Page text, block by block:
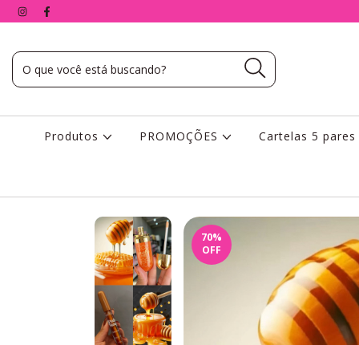
Produtos PROMOÇÕES Cartelas 5
70%
OFF